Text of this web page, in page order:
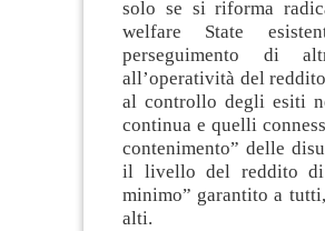
solo se si riforma
welfare State
perseguimento di
all’operatività del
al controllo degli esiti
continua e quelli
contenimento” delle
il livello del reddito di
minimo” garantito a
alti.